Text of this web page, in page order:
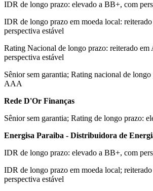
IDR de longo prazo: elevado a BB+, com
IDR de longo prazo em moeda local:
perspectiva estável
Rating Nacional de longo prazo: reiterado
perspectiva estável
Sênior sem garantia; Rating nacional de
AAA
Rede D'Or Finanças
Sênior sem garantia; Rating de longo prazo:
Energisa Paraiba - Distribuidora de
IDR de longo prazo: elevado a BB+, com
IDR de longo prazo em moeda local;
perspectiva estável